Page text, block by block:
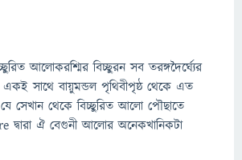
আলোকরশ্মির বিচ্ছুরন সব তরঙ্গদৈর্ঘ্যের
সাথে বায়ুমন্ডল পৃথিবীপৃষ্ঠ থেকে এত
সেখান থেকে বিচ্ছুরিত আলো পৌছাতে
দ্বারা ঐ বেগুনী আলোর অনেকখানিকটা